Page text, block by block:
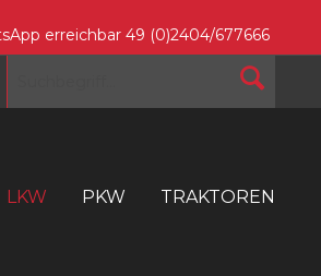
erreichbar 49 (0)2404/677666
LKW PKW TRAKTOREN